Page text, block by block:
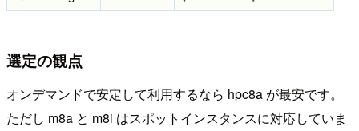
選定の観点
オンデマンドで安定して利用するなら hpc8a が最安です。
ただし m8a と m8i はスポットインスタンスに対応していま